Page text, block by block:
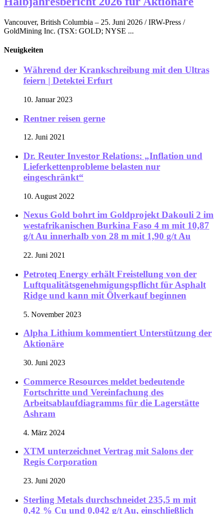
Vancouver, British Columbia – 25. Juni 2026 / IRW-Press /
GoldMining Inc. (TSX: GOLD; NYSE ...
Neuigkeiten
Während der Krankschreibung mit den Ultras
feiern | Detektei Erfurt
10. Januar 2023
Rentner reisen gerne
12. Juni 2021
Dr. Reuter Investor Relations: „Inflation und
Lieferkettenprobleme belasten nur
eingeschränkt“
10. August 2022
Nexus Gold bohrt im Goldprojekt Dakouli 2 im
westafrikanischen Burkina Faso 4 m mit 10,87
g/t Au innerhalb von 28 m mit 1,90 g/t Au
22. Juni 2021
Petroteq Energy erhält Freistellung von der
Luftqualitätsgenehmigungspflicht für Asphalt
Ridge und kann mit Ölverkauf beginnen
5. November 2023
Alpha Lithium kommentiert Unterstützung der
Aktionäre
30. Juni 2023
Commerce Resources meldet bedeutende
Fortschritte und Vereinfachung des
Arbeitsablaufdiagramms für die Lagerstätte
Ashram
4. März 2024
XTM unterzeichnet Vertrag mit Salons der
Regis Corporation
23. Juni 2020
Sterling Metals durchschneidet 235,5 m mit
0,42 % Cu und 0,042 g/t Au, einschließlich